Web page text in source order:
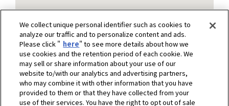
We collect unique personal identifier such as cookies to
analyze our traffic and to personalize content and ads.
Please click " here" to see more details about how we
use cookies and the retention period of each cookie. We
may sell or share information about your use of our
website to/with our analytics and advertising partners,
who may combine it with other information that you have
provided to them or that they have collected from your
use of their services. You have the right to opt out of sale